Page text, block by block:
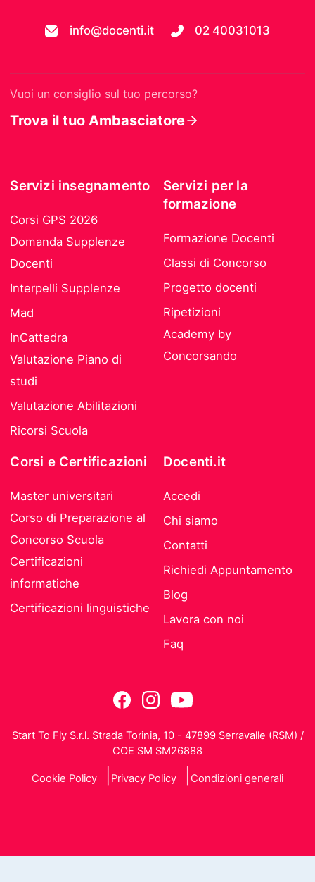
info@docenti.it 02 40031013
Vuoi un consiglio sul tuo percorso?
Trova il tuo Ambasciatore
Servizi insegnamento
Corsi GPS 2026
Domanda Supplenze
Docenti
Interpelli Supplenze
Mad
InCattedra
Valutazione Piano di
studi
Valutazione Abilitazioni
Ricorsi Scuola
Servizi per la
formazione
Formazione Docenti
Classi di Concorso
Progetto docenti
Ripetizioni
Academy by
Concorsando
Corsi e Certificazioni
Master universitari
Corso di Preparazione al
Concorso Scuola
Certificazioni
informatiche
Certificazioni linguistiche
Docenti.it
Accedi
Chi siamo
Contatti
Richiedi Appuntamento
Blog
Lavora con noi
Faq
Start To Fly S.r.l. Strada Torinia, 10 - 47899 Serravalle (RSM) /
COE SM SM26888
Cookie Policy Privacy Policy Condizioni generali